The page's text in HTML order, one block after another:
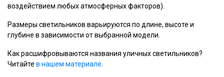
воздействием любых атмосферных факторов).
Размеры светильников варьируются по длине, высоте и
глубине в зависимости от выбранной модели.
Как расшифровываются названия уличных светильников?
Читайте в нашем материале